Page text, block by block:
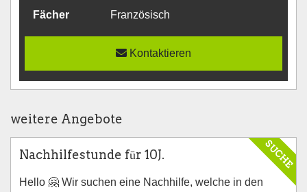
Fächer Französisch
Kontaktieren
weitere Angebote
SUCHE
Nachhilfestunde fūr 10J.
Hello 🤗 Wir suchen eine Nachhilfe, welche in den